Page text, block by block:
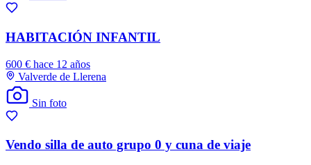
HABITACIÓN INFANTIL
600 € hace 12 años
Valverde de Llerena
Sin foto
Vendo silla de auto grupo 0 y cuna de viaje